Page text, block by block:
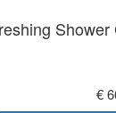
Shower
€